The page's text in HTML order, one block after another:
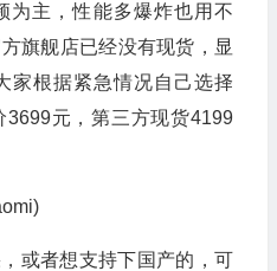
为主，性能多爆炸也用不
旗舰店已经没有现货，显
家根据紧急情况自己选择
3699元，第三方现货4199
或者想支持下国产的，可